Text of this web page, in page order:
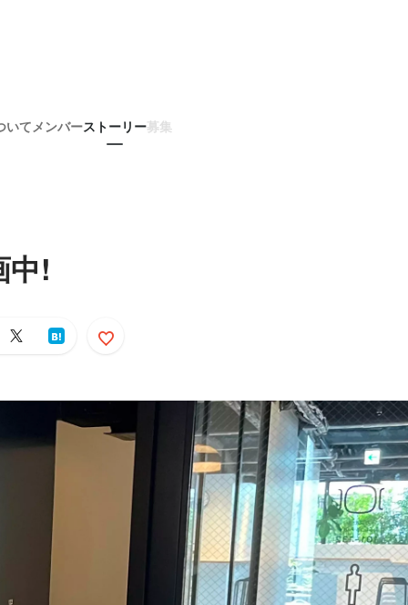
いて メンバーストーリー募集
中!